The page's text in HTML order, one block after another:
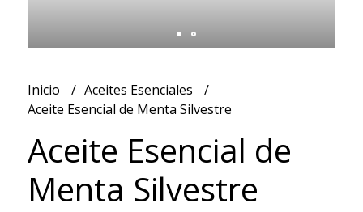
Inicio
Aceites Esenciales
Aceite Esencial de Menta Silvestre
Aceite Esencial de
Menta Silvestre